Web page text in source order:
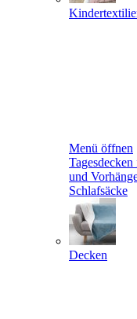
Menü öffnen
und
Schlafsäcke
Decken